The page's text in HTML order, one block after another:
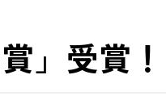
」受賞！